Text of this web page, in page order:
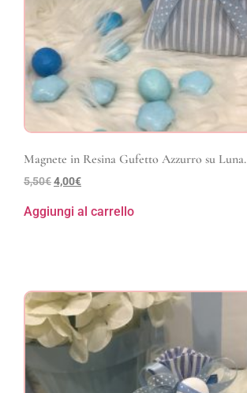
Magnete in Resina Gufetto Azzurro su Luna.
5,50€4,00€
Aggiungi al carrello